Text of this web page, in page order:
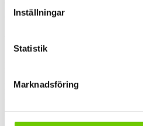
Inställningar
Statistik
Marknadsföring
Tyvärr gav sökningen inget resultat.
eller gör om din sökning.
Med över 30 år i branschen är vi
Kakel & klinker